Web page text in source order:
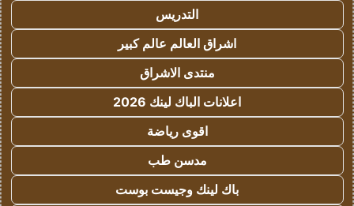
التدريس
اشراق العالم عالم كبير
منتدى الاشراق
اعلانات الباك لينك 2026
اقوى رياضة
مدسن طب
باك لينك وجيست بوست